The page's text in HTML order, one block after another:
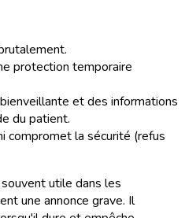
protection temporaire
et des informations
du patient.
compromet la sécurité (refus
utile dans les
une annonce grave. Il